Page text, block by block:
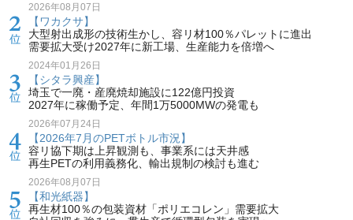
2026年08月07日
【ワカクサ】
大型射出成形の技術生かし、容リ材100％パレットに進出
需要拡大受け2027年に新工場、生産能力を倍増へ
2024年01月26日
【シタラ興産】
埼玉で一廃・産廃焼却施設に122億円投資
2027年に稼働予定、年間1万5000MWの発電も
2026年07月24日
【2026年7月のPETボトル市況】
容リ協下期は上昇観測も、事業系には天井感
再生PETの利用義務化、輸出規制の検討も進む
2026年08月07日
【和光紙器】
再生材100％の包装資材「ポリエコレン」需要拡大